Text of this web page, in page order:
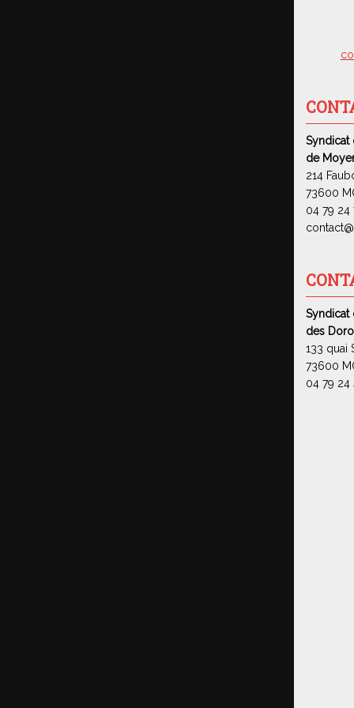
Syndicat
de
214
73600
04 79 24
Syndicat
des
133 quai
73600
04 79 24